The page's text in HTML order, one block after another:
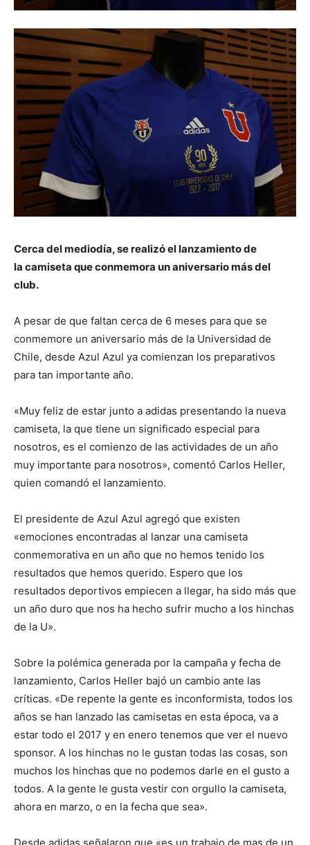
Cerca del mediodía, se realizó el lanzamiento de
la camiseta que conmemora un aniversario más del
club.
A pesar de que faltan cerca de 6 meses para que se
conmemore un aniversario más de la Universidad de
Chile, desde Azul Azul ya comienzan los preparativos
para tan importante año.
«Muy feliz de estar junto a adidas presentando la nueva
camiseta, la que tiene un significado especial para
nosotros, es el comienzo de las actividades de un año
muy importante para nosotros», comentó Carlos Heller,
quien comandó el lanzamiento.
El presidente de Azul Azul agregó que existen
«emociones encontradas al lanzar una camiseta
conmemorativa en un año que no hemos tenido los
resultados que hemos querido. Espero que los
resultados deportivos empiecen a llegar, ha sido más que
un año duro que nos ha hecho sufrir mucho a los hinchas
de la U».
Sobre la polémica generada por la campaña y fecha de
lanzamiento, Carlos Heller bajó un cambio ante las
críticas. «De repente la gente es inconformista, todos los
años se han lanzado las camisetas en esta época, va a
estar todo el 2017 y en enero tenemos que ver el nuevo
sponsor. A los hinchas no le gustan todas las cosas, son
muchos los hinchas que no podemos darle en el gusto a
todos. A la gente le gusta vestir con orgullo la camiseta,
ahora en marzo, o en la fecha que sea».